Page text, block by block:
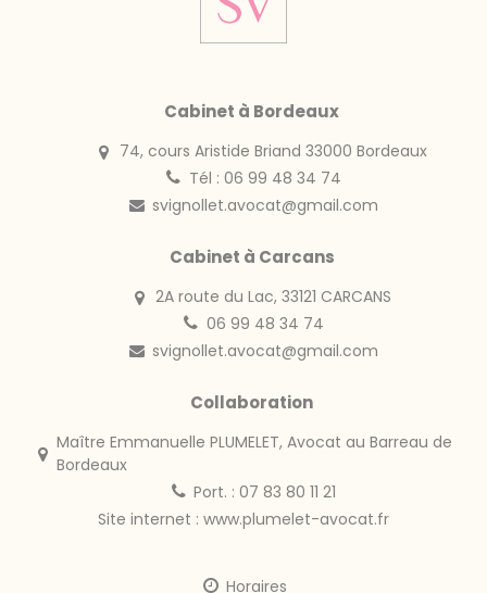
Cabinet à Bordeaux
74, cours Aristide Briand 33000 Bordeaux
Tél : 06 99 48 34 74
svignollet.avocat@gmail.com
Cabinet à Carcans
2A route du Lac, 33121 CARCANS
06 99 48 34 74
svignollet.avocat@gmail.com
Collaboration
Maître Emmanuelle PLUMELET, Avocat au Barreau de
Bordeaux
Port. : 07 83 80 11 21
Site internet : www.plumelet-avocat.fr
Horaires